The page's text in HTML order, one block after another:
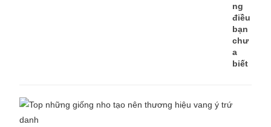
ng
điều
bạn
chư
a
biết